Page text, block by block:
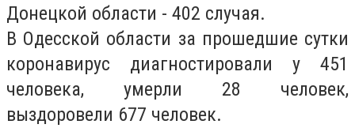
Донецкой области - 402 случая.
В Одесской области за прошедшие сутки
коронавирус диагностировали у 451
человека, умерли 28 человек,
выздоровели 677 человек.